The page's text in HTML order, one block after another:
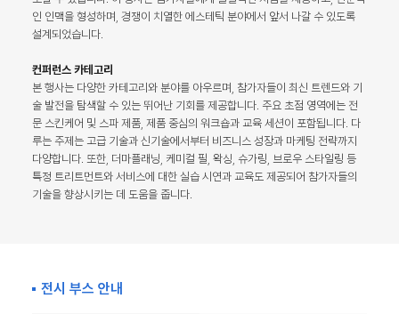
인 인맥을 형성하며, 경쟁이 치열한 에스테틱 분야에서 앞서 나갈 수 있도록
설계되었습니다.
컨퍼런스 카테고리
본 행사는 다양한 카테고리와 분야를 아우르며, 참가자들이 최신 트렌드와 기
술 발전을 탐색할 수 있는 뛰어난 기회를 제공합니다. 주요 초점 영역에는 전
문 스킨케어 및 스파 제품, 제품 중심의 워크숍과 교육 세션이 포함됩니다. 다
루는 주제는 고급 기술과 신기술에서부터 비즈니스 성장과 마케팅 전략까지
다양합니다. 또한, 더마플래닝, 케미컬 필, 왁싱, 슈가링, 브로우 스타일링 등
특정 트리트먼트와 서비스에 대한 실습 시연과 교육도 제공되어 참가자들의
기술을 향상시키는 데 도움을 줍니다.
전시 부스 안내